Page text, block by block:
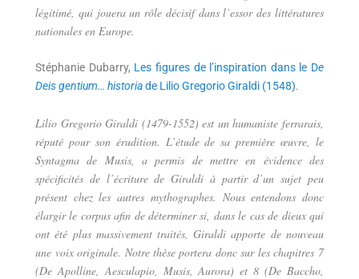
légitimé, qui jouera un rôle décisif dans l’essor des littératures
nationales en Europe.
Stéphanie Dubarry, Les figures de l’inspiration dans le De
Deis gentium… historiade Lilio Gregorio Giraldi (1548).
Lilio Gregorio Giraldi (1479-1552) est un humaniste ferrarais,
réputé pour son érudition. L’étude de sa première œuvre, le
Syntagma de Musis, a permis de mettre en évidence des
spécificités de l’écriture de Giraldi à partir d’un sujet peu
présent chez les autres mythographes. Nous entendons donc
élargir le corpus afin de déterminer si, dans le cas de dieux qui
ont été plus massivement traités, Giraldi apporte de nouveau
une voix originale. Notre thèse portera donc sur les chapitres 7
(De Apolline, Aesculapio, Musis, Aurora) et 8 (De Baccho,